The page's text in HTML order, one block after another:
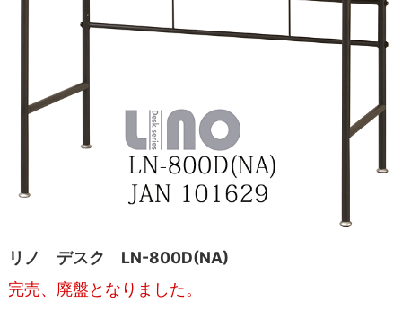
リノ デスク LN-800D(NA)
完売、廃盤となりました。